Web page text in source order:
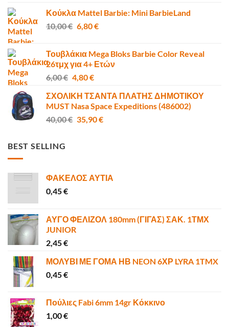
was:
50,00 €.
τιμή
Κούκλα Mattel Barbie: Mini BarbieLand
10,00€ Original
10,00 €.
6,80€Η
είναι:
6,80 €.
Τουβλάκια Mega Bloks Barbie Color Reveal
26τμχ για 4+ Ετών
6,00€ Original
was:
6,00 €.
4,80€Η
τιμή
είναι:
4,80 €.
ΣΧΟΛΙΚΗ ΤΣΑΝΤΑ ΠΛΑΤΗΣ ΔΗΜΟΤΙΚΟΥ
MUST Nasa Space Expeditions (486002)
40,00€ Original
35,90€Η
BEST SELLING
ΦΑΚΕΛΟΣ ΑΥΤΙΑ
0,45€
ΑΥΓΟ ΦΕΛΙΖΟΛ 180mm (ΓΙΓΑΣ) ΣΑΚ. 1ΤΜΧ
JUNIOR
2,45€
ΜΟΛΥΒΙ ΜΕ ΓΟΜΑ ΗΒ NEON 6ΧΡ LYRA 1TMX
0,45€
Πούλιες Fabi 6mm 14gr Κόκκινο
1,00€